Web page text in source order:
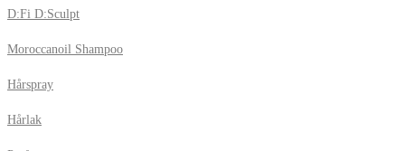
D:Fi D:Sculpt
Moroccanoil Shampoo
Hårspray
Hårlak